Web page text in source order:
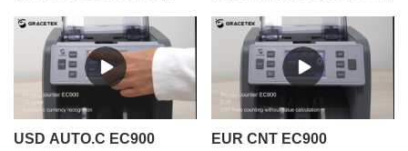
USD AUTO.C EC900 EUR CNT EC900